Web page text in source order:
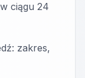
ciągu 24
zakres,